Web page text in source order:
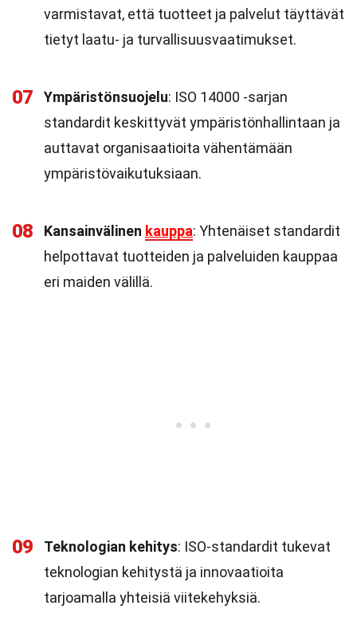
varmistavat, että tuotteet ja palvelut täyttävät
tietyt laatu- ja turvallisuusvaatimukset.
07 Ympäristönsuojelu: ISO 14000 -sarjan
standardit keskittyvät ympäristönhallintaan ja
auttavat organisaatioita vähentämään
ympäristövaikutuksiaan.
08 Kansainvälinen kauppa: Yhtenäiset standardit
helpottavat tuotteiden ja palveluiden kauppaa
eri maiden välillä.
09 Teknologian kehitys: ISO-standardit tukevat
teknologian kehitystä ja innovaatioita
tarjoamalla yhteisiä viitekehyksiä.